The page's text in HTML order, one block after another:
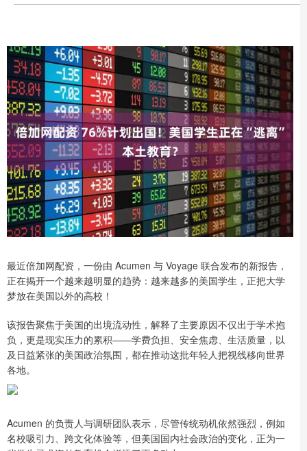
最近倍加网配资，一份由 Acumen 与 Voyage 联合发布的新报告，
正在揭开一个越来越明显的趋势：越来越多的美国学生，正把大学
梦放在美国以外的高校！
该报告聚焦于美国的出境流动性，解释了主要原因不仅出于学术抱
负，更是现实压力的累积——学费负担、安全焦虑、生活质量，以
及日益紧张的美国政治氛围，都在推动这批年轻人把视线移向世界
各地。
Acumen 的负责人与调研团队表示，尽管传统动机依然强烈，例如
名校吸引力、跨文化体验等，但美国国内社会政治的变化，正为一